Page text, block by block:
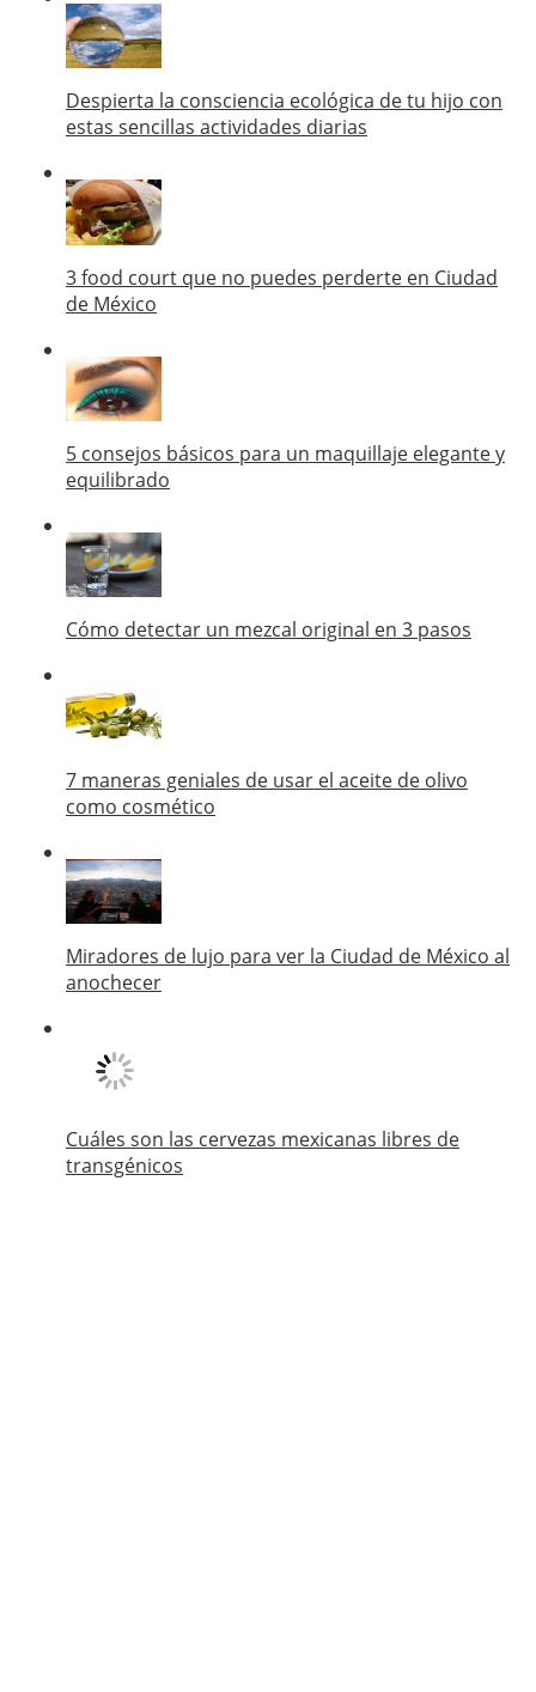
Despierta la consciencia ecológica de tu hijo con
estas sencillas actividades diarias
3 food court que no puedes perderte en Ciudad
de México
5 consejos básicos para un maquillaje elegante y
equilibrado
Cómo detectar un mezcal original en 3 pasos
7 maneras geniales de usar el aceite de olivo
como cosmético
Miradores de lujo para ver la Ciudad de México al
anochecer
Cuáles son las cervezas mexicanas libres de
transgénicos